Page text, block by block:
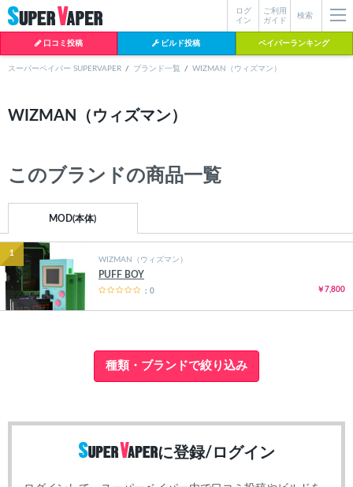
検索
ご利用
ガイド
ログ
イン
口コミ投稿 ビルド投稿 ベイパーランキング
よく検索されているワード
クラプトン
18650
2026 istick
MENTHOL(タバコメンソール)
スーパーベイパー SUPERVAPER ブランド一覧 WIZMAN（ウィズマン）
WIZMAN（ウィズマン）
このブランドの商品一覧
MOD(本体)
1
WIZMAN（ウィズマン）
PUFF BOY
：0 ￥7,800
種類・ブランドで絞り込み
に登録/ログイン
見つからない場合データベースに該当の商品がまだ登録されていない可能
現在の絞り込み条件をすべてクリア